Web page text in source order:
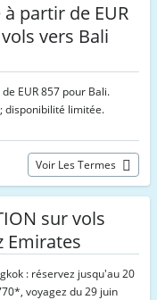
partir de EUR
vers Bali
EUR 857 pour Bali.
disponibilité limitée.
Voir Les Termes
sur vols
Emirates
: réservez jusqu'au 20
voyagez du 29 juin